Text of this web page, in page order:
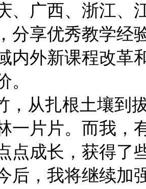
、广西、浙江、
分享优秀教学经
内外新课程改革
。
从扎根土壤到
一片片。而我，
点成长，获得了
后，我将继续加